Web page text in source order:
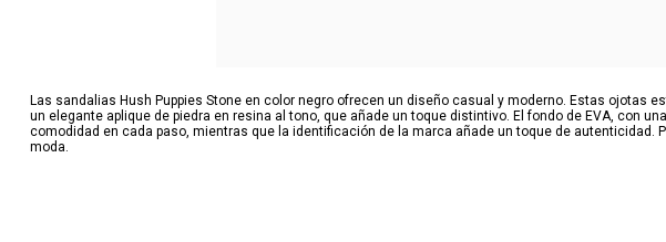
Las sandalias Hush Puppies Stone en color negro ofrecen un diseño casual y moderno. Estas ojotas
un elegante aplique de piedra en resina al tono, que añade un toque distintivo. El fondo de EVA, con
comodidad en cada paso, mientras que la identificación de la marca añade un toque de autenticidad.
moda.